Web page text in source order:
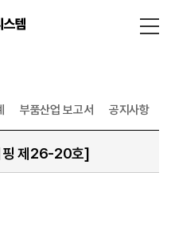
통합검색
닫기
부품산업 보고서 공지사항
핑 제26-20호]